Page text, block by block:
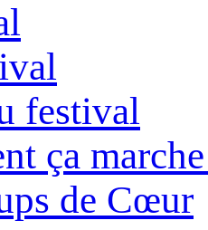
festival
ça
de Cœur